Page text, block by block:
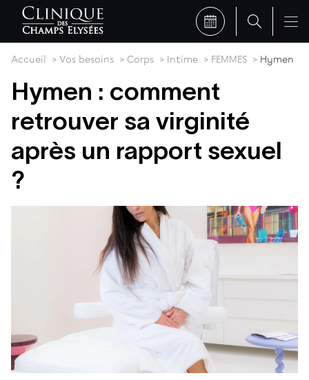
Accueil Vos besoins Corps Intime FEMMES Hymen
Hymen : comment
retrouver sa virginité
après un rapport sexuel
?